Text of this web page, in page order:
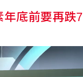
底前要再跌